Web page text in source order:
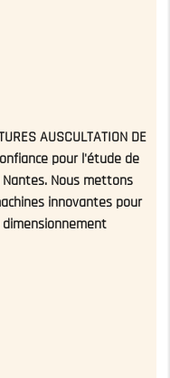
AUSCULTATION DE
pour l'étude de
Nous mettons
innovantes pour